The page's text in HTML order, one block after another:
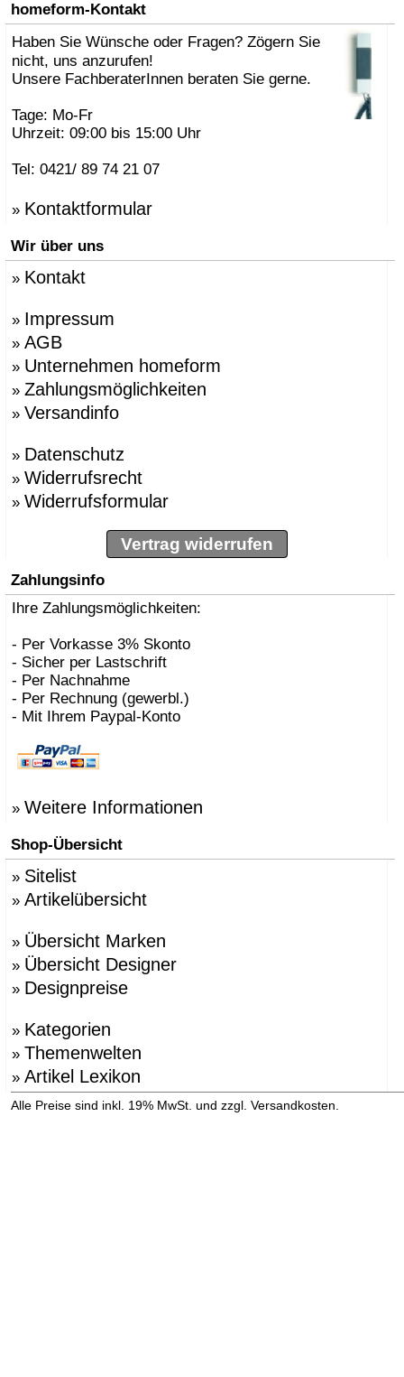
homeform-Kontakt
Haben Sie Wünsche oder Fragen? Zögern Sie
nicht, uns anzurufen!
Unsere FachberaterInnen beraten Sie gerne.
Tage: Mo-Fr
Uhrzeit: 09:00 bis 15:00 Uhr
Tel: 0421/ 89 74 21 07
» Kontaktformular
Wir über uns
» Kontakt
» Impressum
» AGB
» Unternehmen homeform
» Zahlungsmöglichkeiten
» Versandinfo
» Datenschutz
» Widerrufsrecht
» Widerrufsformular
Vertrag widerrufen
Zahlungsinfo
Ihre Zahlungsmöglichkeiten:
- Per Vorkasse 3% Skonto
- Sicher per Lastschrift
- Per Nachnahme
- Per Rechnung (gewerbl.)
- Mit Ihrem Paypal-Konto
» Weitere Informationen
Shop-Übersicht
» Sitelist
» Artikelübersicht
» Übersicht Marken
» Übersicht Designer
» Designpreise
» Kategorien
» Themenwelten
» Artikel Lexikon
Alle Preise sind inkl. 19% MwSt. und zzgl. Versandkosten.